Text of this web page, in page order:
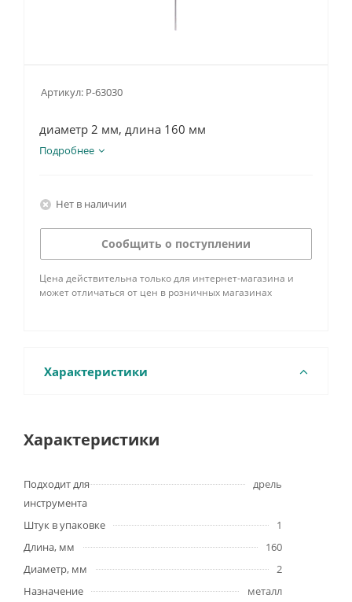
Артикул: P-63030
диаметр 2 мм, длина 160 мм
Подробнее
Нет в наличии
Сообщить о поступлении
Цена действительна только для интернет-магазина и
может отличаться от цен в розничных магазинах
Характеристики
Характеристики
Подходит для
инструмента
дрель
Штук в упаковке
1
Длина, мм
160
Диаметр, мм
2
Назначение
металл